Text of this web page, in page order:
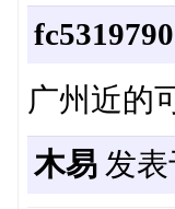
fc5319790
广州近的
木易发表